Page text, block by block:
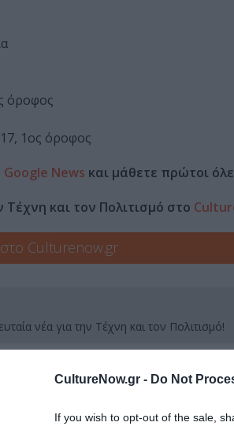
CultureNow.gr - Do Not
If you wish to opt-out of the sale,
όροφος
1ος όροφος
Google News και μάθετε πρώτοι
Τέχνη και τον Πολιτισμό στο
Culturenow.gr
νέα για την Τέχνη και τον Πολιτισμό!
Ακολουθήστε το Culturenow.gr